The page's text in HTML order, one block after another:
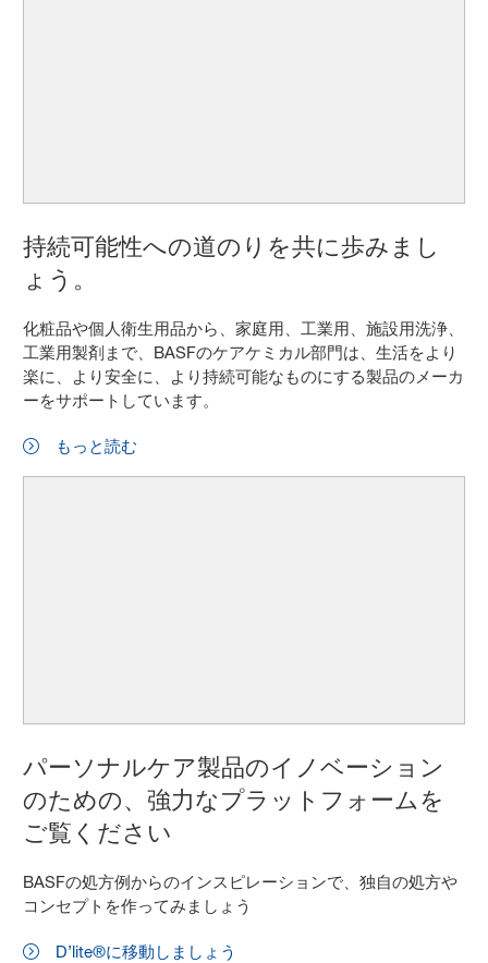
持続可能性への道のりを共に歩みまし
ょう。
化粧品や個人衛生用品から、家庭用、工業用、施設用洗浄、
工業用製剤まで、BASFのケアケミカル部門は、生活をより
楽に、より安全に、より持続可能なものにする製品のメーカ
ーをサポートしています。
もっと読む
パーソナルケア製品のイノベーション
のための、強力なプラットフォームを
ご覧ください
BASFの処方例からのインスピレーションで、独自の処方や
コンセプトを作ってみましょう
D’lite®に移動しましょう